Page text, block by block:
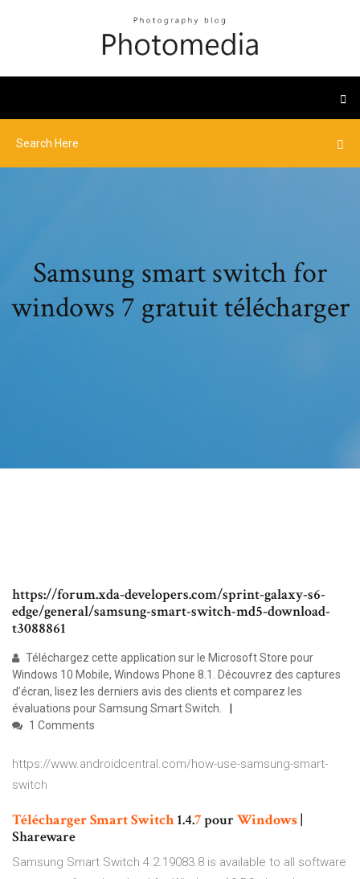
Samsung smart switch for
windows 7 gratuit télécharger
https://forum.xda-developers.com/sprint-galaxy-s6-
edge/general/samsung-smart-switch-md5-download-
t3088861
Téléchargez cette application sur le Microsoft Store pour
Windows 10 Mobile, Windows Phone 8.1. Découvrez des captures
d’écran, lisez les derniers avis des clients et comparez les
évaluations pour Samsung Smart Switch.
1 Comments
https://www.androidcentral.com/how-use-samsung-smart-
switch
TéléchargerSmartSwitch1.4.7pour Windows|
Shareware
Samsung Smart Switch 4.2.19083.8 is available to all software